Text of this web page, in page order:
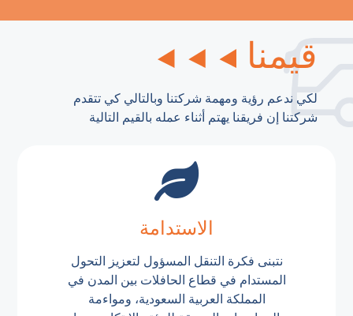
قيمنا
لكي ندعم رؤية ومهمة شركتنا وبالتالي كي تتقدم
شركتنا إن فريقنا يهتم أثناء عمله بالقيم التالية
الاستدامة
نتبنى فكرة التنقل المسؤول لتعزيز التحول
المستدام في قطاع الحافلات بين المدن في
المملكة العربية السعودية، ومواءمة